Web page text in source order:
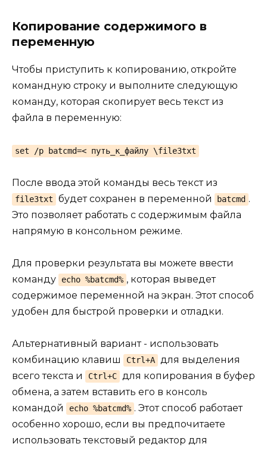
Копирование содержимого в
переменную
Чтобы приступить к копированию, откройте
командную строку и выполните следующую
команду, которая скопирует весь текст из
файла в переменную:
set /p batcmd=< путь_к_файлу \file3txt
После ввода этой команды весь текст из
file3txt будет сохранен в переменной batcmd .
Это позволяет работать с содержимым файла
напрямую в консольном режиме.
Для проверки результата вы можете ввести
команду
echo %batcmd% , которая выведет
содержимое переменной на экран. Этот способ
удобен для быстрой проверки и отладки.
Альтернативный вариант - использовать
комбинацию клавиш
Ctrl+A для выделения
всего текста и
Ctrl+C для копирования в буфер
обмена, а затем вставить его в консоль
командой
echo %batcmd% . Этот способ работает
особенно хорошо, если вы предпочитаете
использовать текстовый редактор для